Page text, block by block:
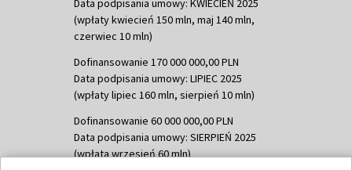
Data podpisania umowy: KWIECIEŃ 2025
(wpłaty kwiecień 150 mln, maj 140 mln,
czerwiec 10 mln)
Dofinansowanie 170 000 000,00 PLN
Data podpisania umowy: LIPIEC 2025
(wpłaty lipiec 160 mln, sierpień 10 mln)
Dofinansowanie 60 000 000,00 PLN
Data podpisania umowy: SIERPIEŃ 2025
(wpłata wrzesień 60 mln)